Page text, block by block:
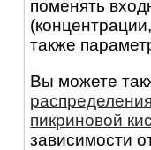
поменять
также
Вы можете
пикриновой
зависимости